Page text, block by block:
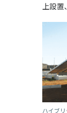
上設
ハイブ